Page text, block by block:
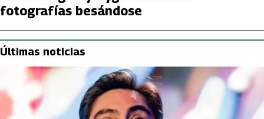
fotografías besándose
Últimas noticias